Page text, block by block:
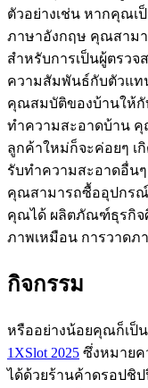
ตัวอย่างเช่น หากคุณเ
ภาษาอังกฤษ คุณสามา
สำหรับการเป็นผู้ตรว
ความสัมพันธ์กับตัวแท
คุณสมบัติของบ้านให้กั
ทำความสะอาดบ้าน คุ
ลูกค้าใหม่ก็จะค่อยๆ เ
รับทำความสะอาดอื่น
คุณสามารถซื้ออุปกรณ์
คุณได้ ผลิตภัณฑ์ธุรกิจ
ภาพเหมือน การวาดภ
กิจกรรม
หรืออย่างน้อยคุณก็เป็
1XSlot 2025 ซึ่งหมายค
ได้ด้วยร้านค้าดรอปชิ